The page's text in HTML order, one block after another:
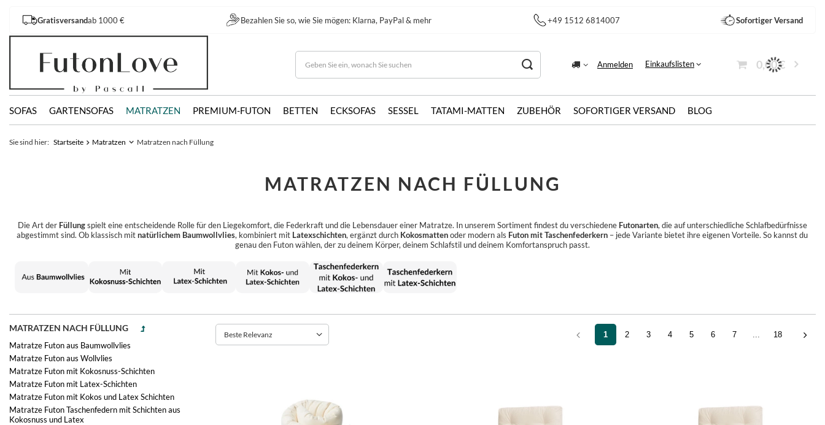
Gratisversandab 1000 € Bezahlen Sie so, wie Sie mögen: Klarna, PayPal & mehr +49 1512 6814007 Sofortiger Versand
Anmelden Einkaufslisten 0,00 €
SOFAS GARTENSOFAS MATRATZEN PREMIUM-FUTON BETTEN ECKSOFAS SESSEL TATAMI-MATTEN ZUBEHÖR SOFORTIGER VERSAND BLOG
Sie sind hier: Startseite Matratzen Matratzen nach Füllung
MATRATZEN NACH FÜLLUNG
Die Art der Füllungspielt eine entscheidende Rolle für den Liegekomfort, die Federkraft und die Lebensdauer einer Matratze. In unserem Sortiment findest du verschiedene Futonarten, die auf unterschiedliche Schlafbedürfnisse
abgestimmt sind. Ob klassisch mitnatürlichem Baumwollvlies, kombiniert mit Latexschichten, ergänzt durch Kokosmattenoder modern als Futon mit Taschenfederkern – jede Variante bietet ihre eigenen Vorteile. So kannst du
genau den Futon wählen, der zu deinem Körper, deinem Schlafstil und deinem Komfortanspruch passt.
MATRATZEN NACH FÜLLUNG
Matratze Futon aus Baumwollvlies
Matratze Futon aus Wollvlies
Matratze Futon mit Kokosnuss-Schichten
Matratze Futon mit Latex-Schichten
Matratze Futon mit Kokos und Latex Schichten
Matratze Futon Taschenfedern mit Schichten aus
Kokosnuss und Latex
Beste Relevanz 1 2 3 4 5 6 7 18